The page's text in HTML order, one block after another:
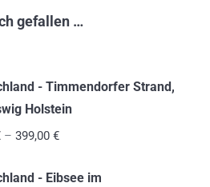
gefallen …
- Timmendorfer Strand,
Holstein
– 399,00 €
- Eibsee im